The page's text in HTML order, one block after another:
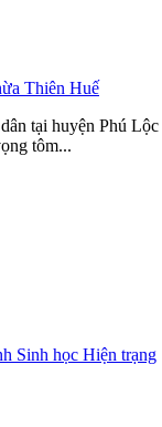
Thiên Huế
tại huyện Phú Lộc
tôm...
Sinh học Hiện trạng